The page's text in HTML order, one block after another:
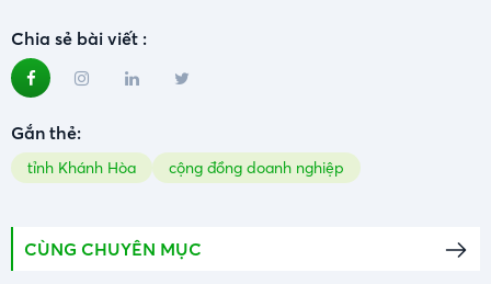
Chia sẻ bài viết :
Gắn thẻ:
tỉnh Khánh Hòa cộng đồng doanh nghiệp
CÙNG CHUYÊN MỤC